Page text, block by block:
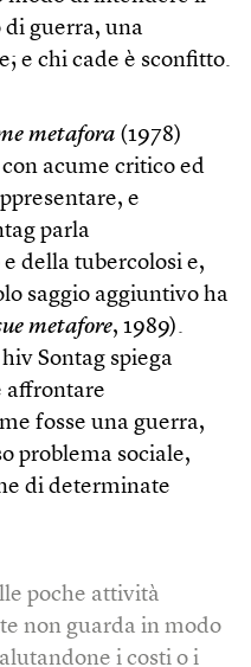
guerra, una
e chi cade è sconfitto.
metafora (1978)
acume critico ed
e
parla
della tubercolosi e,
saggio aggiuntivo ha
metafore, 1989).
Sontag spiega
affrontare
fosse una guerra,
problema sociale,
di determinate
poche attività
non guarda in modo
i costi o i